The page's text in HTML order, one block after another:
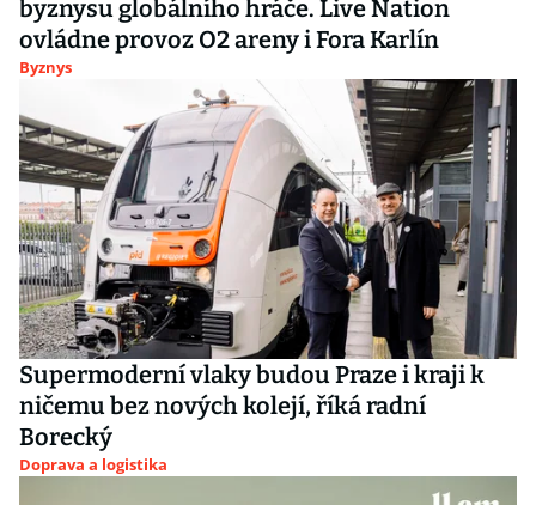
byznysu globálního hráče. Live Nation
ovládne provoz O2 areny i Fora Karlín
Byznys
Supermoderní vlaky budou Praze i kraji k
ničemu bez nových kolejí, říká radní
Borecký
Doprava a logistika